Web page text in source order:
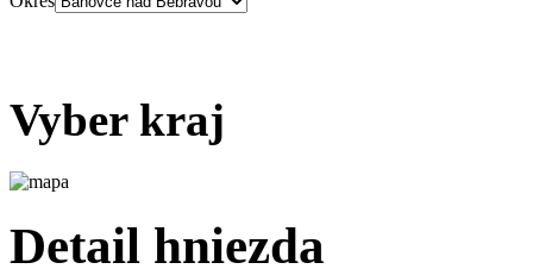
Vyber kraj
Detail hniezda